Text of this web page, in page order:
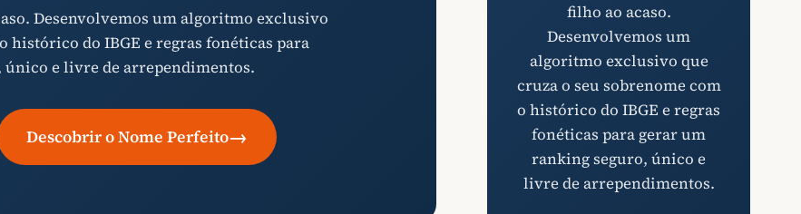
Desenvolvemos um algoritmo exclusivo
histórico do IBGE e regras fonéticas para
e livre de arrependimentos.
Descobrir o Nome Perfeito→
filho ao acaso.
Desenvolvemos um
algoritmo exclusivo que
cruza o seu sobrenome com
o histórico do IBGE e regras
fonéticas para gerar um
ranking seguro, único e
livre de arrependimentos.